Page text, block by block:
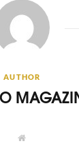
AUTHOR
W